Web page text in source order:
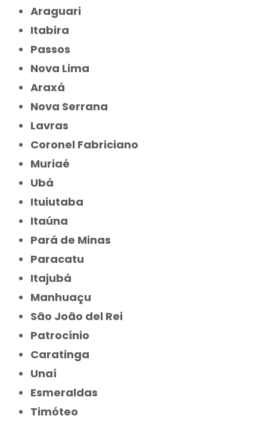
Araguari
Itabira
Passos
Nova Lima
Araxá
Nova Serrana
Lavras
Coronel Fabriciano
Muriaé
Ubá
Ituiutaba
Itaúna
Pará de Minas
Paracatu
Itajubá
Manhuaçu
São João del Rei
Patrocínio
Caratinga
Unaí
Esmeraldas
Timóteo